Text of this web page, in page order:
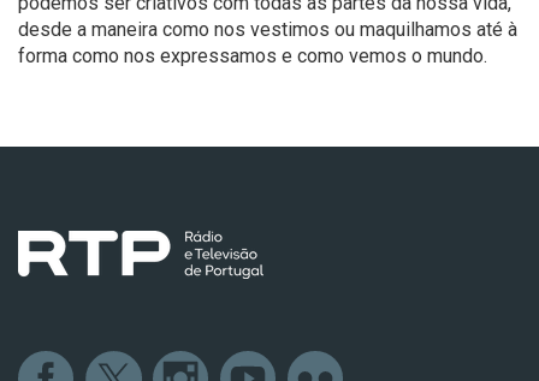
desde a maneira como nos vestimos ou maquilhamos até à
forma como nos expressamos e como vemos o mundo.